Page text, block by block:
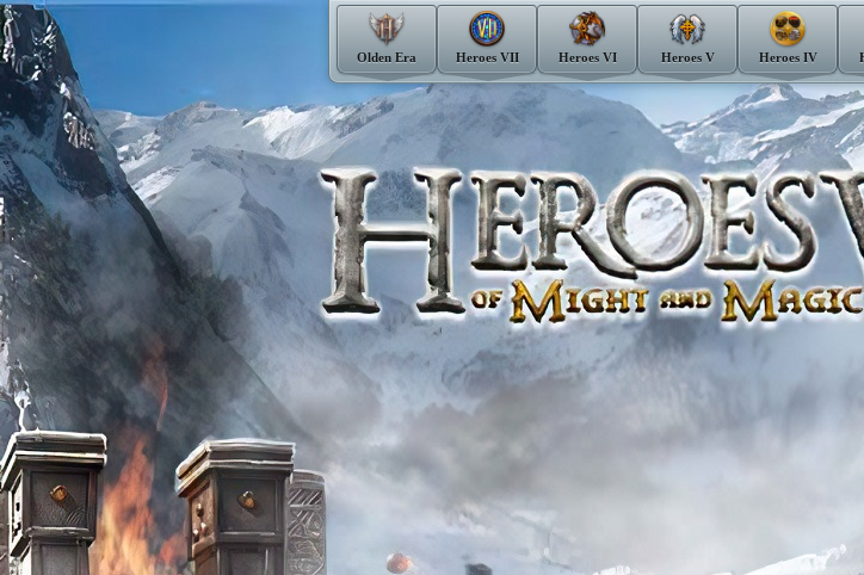
Olden Era Heroes VII Heroes VI Heroes V Heroes IV